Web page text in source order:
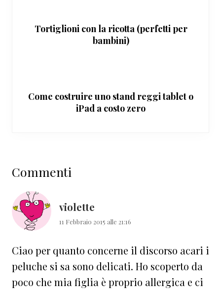
Tortiglioni con la ricotta (perfetti per
bambini)
Come costruire uno stand reggi tablet o
iPad a costo zero
del
lettore
Commenti
violette
11 Febbraio 2015 alle 21:16
Ciao per quanto concerne il discorso acari i
peluche si sa sono delicati. Ho scoperto da
poco che mia figlia è proprio allergica e ci